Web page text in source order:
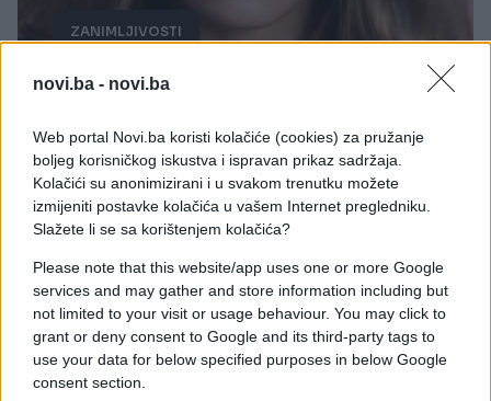
novi.ba - novi.ba
Web portal Novi.ba koristi kolačiće (cookies) za pružanje
boljeg korisničkog iskustva i ispravan prikaz sadržaja.
Kolačići su anonimizirani i u svakom trenutku možete
izmijeniti postavke kolačića u vašem Internet pregledniku.
Slažete li se sa korištenjem kolačića?
Please note that this website/app uses one or more Google
services and may gather and store information including but
not limited to your visit or usage behaviour. You may click to
grant or deny consent to Google and its third-party tags to
use your data for below specified purposes in below Google
consent section.
ZANIMLJIVOSTI
15.08.17. 21:12
DRAMATIZIRAJU OKO SVEGA!
Saznaj više